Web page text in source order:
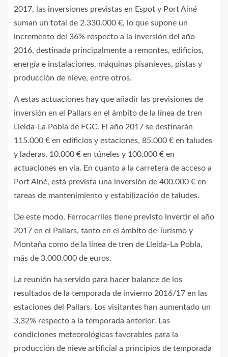
2017, las inversiones previstas en Espot y Port Ainé
suman un total de 2.330.000 €, lo que supone un
incremento del 36% respecto a la inversión del año
2016, destinada principalmente a remontes, edificios,
energía e instalaciones, máquinas pisanieves, pistas y
producción de nieve, entre otros.
A estas actuaciones hay que añadir las previsiones de
inversión en el Pallars en el ámbito de la línea de tren
Lleida-La Pobla de FGC. El año 2017 se destinarán
115.000 € en edificios y estaciones, 85.000 € en taludes
y laderas, 10.000 € en túneles y 100.000 € en
actuaciones en vía. En cuanto a la carretera de acceso a
Port Ainé, está prevista una inversión de 400.000 € en
tareas de mantenimiento y estabilización de taludes.
De este modo, Ferrocarriles tiene previsto invertir el año
2017 en el Pallars, tanto en el ámbito de Turismo y
Montaña como de la línea de tren de Lleida-La Pobla,
más de 3.000.000 de euros.
La reunión ha servido para hacer balance de los
resultados de la temporada de invierno 2016/17 en las
estaciones del Pallars. Los visitantes han aumentado un
3,32% respecto a la temporada anterior. Las
condiciones meteorológicas favorables para la
producción de nieve artificial a principios de temporada